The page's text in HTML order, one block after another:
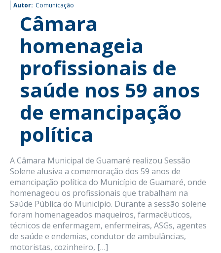
Autor: Comunicação
Câmara
homenageia
profissionais de
saúde nos 59 anos
de emancipação
política
A Câmara Municipal de Guamaré realizou Sessão
Solene alusiva a comemoração dos 59 anos de
emancipação política do Município de Guamaré, onde
homenageou os profissionais que trabalham na
Saúde Pública do Município. Durante a sessão solene
foram homenageados maqueiros, farmacêuticos,
técnicos de enfermagem, enfermeiras, ASGs, agentes
de saúde e endemias, condutor de ambulâncias,
motoristas, cozinheiro, […]